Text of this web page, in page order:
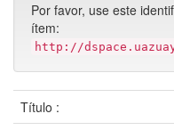
Por favor, use este
ítem:
http://
Título :